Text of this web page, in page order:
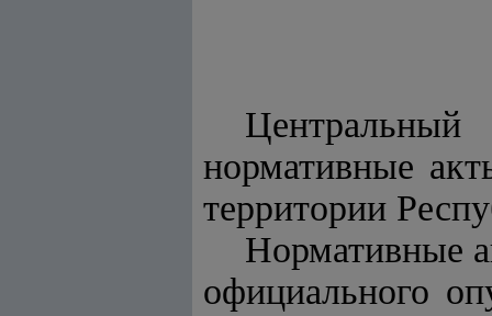
нормативные
территории
Нормативные
официального